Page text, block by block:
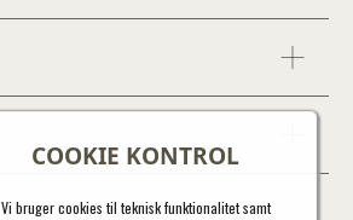
COOKIE KONTROL
Vi bruger cookies til teknisk funktionalitet samt